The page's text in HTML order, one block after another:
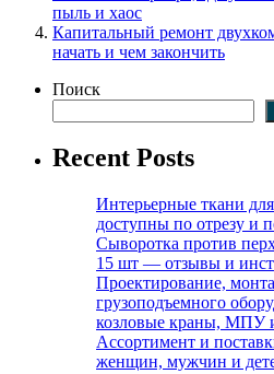
пыль и хаос
Капитальный ремонт
начать и чем закончить
Поиск
Recent Posts
Интерьерные ткани
доступны по отрезу и
Сыворотка против
15 шт — отзывы и
Проектирование,
грузоподъемного
козловые краны, МПУ
Ассортимент и
женщин, мужчин и